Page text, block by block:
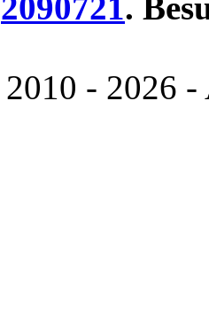
- 2026 -